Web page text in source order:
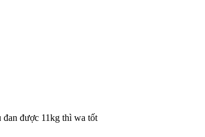
đan được 11kg thì wa tốt